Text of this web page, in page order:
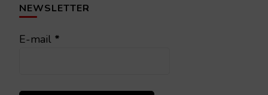
NEWSLETTER
E-mail *